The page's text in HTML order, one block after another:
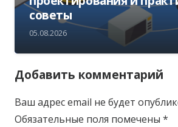
советы
05.08.2026
Добавить комментарий
Ваш адрес email не будет
Обязательные поля помечены *